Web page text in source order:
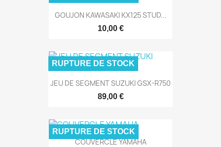
GOUJON KAWASAKI KX125 STUD...
10,00 €
JEU DE SEGMENT SUZUKI GSX-R750
89,00 €
RUPTURE DE STOCK
COUVERCLE YAMAHA
RUPTURE DE STOCK